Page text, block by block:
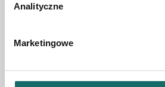
Analityczne
Marketingowe